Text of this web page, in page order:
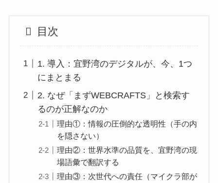
目次
1. 導入：宜野湾のデジタルが、今、1つ
にまとまる
2. なぜ「まずWEBCRAFTS」と検索す
るのが正解なのか
理由①：情報の圧倒的な透明性（手の内
を隠さない）
理由②：世界水準の品質を、宜野湾の現
場語彙で翻訳する
理由③：次世代への責任（マイクラ部が